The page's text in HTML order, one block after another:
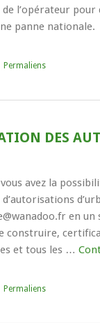
l’opérateur pour
panne nationale.
Permaliens
DES
avez la
en
construire,
et tous les …
Permaliens